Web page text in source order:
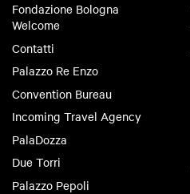
Fondazione Bologna
Welcome
Contatti
Palazzo Re Enzo
Convention Bureau
Incoming Travel Agency
PalaDozza
Due Torri
Palazzo Pepoli